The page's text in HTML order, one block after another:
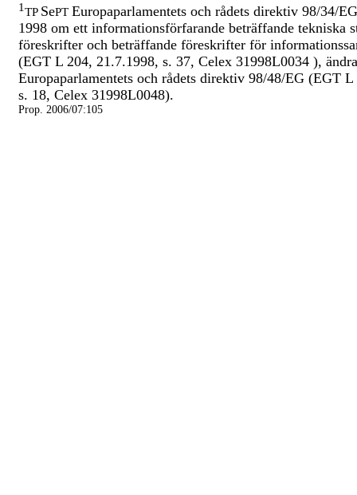
1TP SePT Europaparlamentets och rådets direktiv 98/34/
1998 om ett informationsförfarande beträffande tekniska
föreskrifter och beträffande föreskrifter för
(EGT L 204, 21.7.1998, s. 37, Celex 31998L0034 ),
Europaparlamentets och rådets direktiv 98/48/EG (EGT
s. 18, Celex 31998L0048).
Prop. 2006/07:105